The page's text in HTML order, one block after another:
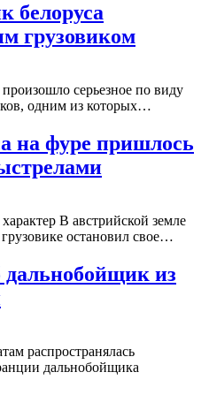
белоруса
грузовиком
серьезное по виду
одним из которых…
на фуре пришлось
В австрийской земле
остановил свое…
из
распространялась
дальнобойщика